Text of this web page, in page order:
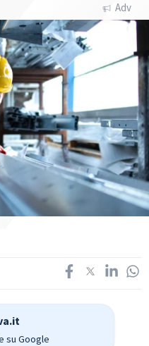
Adv
su Google